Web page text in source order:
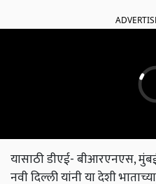
यासाठी डीएई- बीआरएनएस,
नवी दिल्ली यांनी या देशी